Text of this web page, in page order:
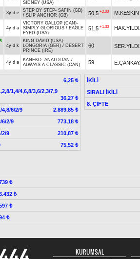
SIDNEY (USA)
3y d e STEP BY STEP- SAFIN (GB)
/ SLIP ANCHOR (GB) 50,5 +2.00 M.KESKİN
4y d a
VICTORY GALLOP (CAN)-
SIMPLY GLORIOUS / EAGLE
EYED (USA)
51,5 +1.30
4y d k
KING DAVID (USA)-
LONGORIA (GER) / DESERT
PRINCE (IRE)
60
4y d a KANEKO- ANATOLIAN /
ALWAYS A CLASSIC (CAN)
59
6,25 ₺
1,4/4,6,8/3,6/2,3/7,9
36,27 ₺
4,8/6/2/9
2.889,85 ₺
6/2/9
773,18 ₺
2/9
210,87 ₺
75,52 ₺
İKİLİ
SIRALI İKİLİ
8. ÇİFTE
₺
₺
₺
₺
KURUMSAL